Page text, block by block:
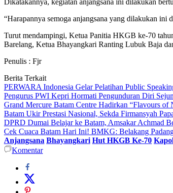
Dikatakannya, kegiatan anjangsana ini dilakukan
“Harapannya semoga anjangsana yang dilakukan ini
Turut mendampingi, Ketua Panitia HKGB ke-70
Barelang, Ketua Bhayangkari Ranting Lubuk Baja
Penulis : Fjr
Berita Terkait
PERWARA Indonesia Gelar Pelatihan Public
Pengurus PWI Kepri Hormati Pengunduran Diri
Grand Mercure Batam Centre Hadirkan “Flavours of
Batam Ukir Prestasi Nasional, Sekda Firmansyah
DPRD Dumai Belajar ke Batam, Amsakar Achmad
Cek Cuaca Batam Hari Ini! BMKG: Belakang
Anjangsana Bhayangkari Hut HKGB Ke-70
Komentar